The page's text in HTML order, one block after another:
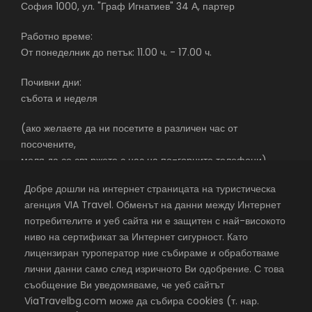
съм самата аз.” В Синята къща ще видите някои от
съпруг Диего Ривера, както и творби на художници,
приятели на двойката. Продължаваме с посещение на
политически бежанец от 1936 г., преследван заради
съдържанието на книгата си „Преданата революция”.
Кало и Ривера. На 21 август 1940 г. Троцки умира след
опита за убийство от близкия до неговото обкръжение
След кремацията е погребан в двора на къщата си в
Койоакан.
Мексико е тръпчиво и вкусно, с гастрономия, каквато
по сложност и разнообразие на вкусовете се среща на
малко места в света. Предлагаме ви *вечеря в
ресторант на площад Гарибалди, където наред с
вкусната традиционна мексиканска кухня, ще бъдете
София 1000, ул. "Граф Игнатиев" 34 А, партер
Работно време:
От понеделник до петък: 11.00 ч. - 17.00 ч.
Почивни дни:
събота и неделя
(ако желаете да ни посетите в различен час от
посочените,
моля да се свържете с нас на по-горните телефони)
екскурзии в чужбина със самолет – почивки в чужбина –
почивки в чужбина 2026 – с една от най-добрите
© VIA Travel , всички права запазени, Хостинг в Rax.bg
Добре дошли на интернет страницата на туристическа
агенция VIA Travel. Обменът на данни между Интернет
потребителите и уеб сайта ни е защитен с най-високото
ниво на сертификат за Интернет сигурност. Като
лицензиран туроператор ние събираме и обработваме
лични данни само след изричното Ви одобрение. С това
съобщение Ви уведомяваме, че уеб сайтът
ViaTravelbg.com може да събира cookies (т. нар.